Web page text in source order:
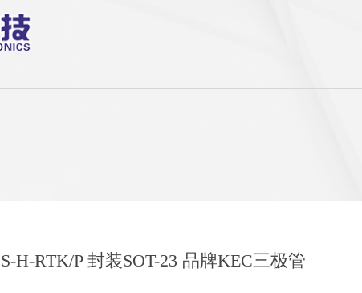
H-RTK/P 封装SOT-23 品牌KEC三极管